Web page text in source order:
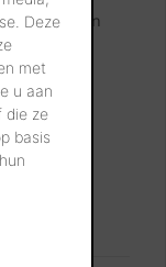
Deze
met
u aan
die ze
basis
ze vast en
of
huis.